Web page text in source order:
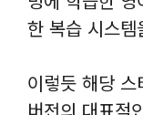
한 복습 시스
이렇듯 해당